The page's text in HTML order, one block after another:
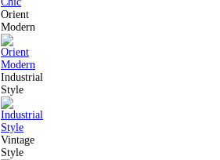
Orient
Modern
Industrial
Style
Vintage
Style